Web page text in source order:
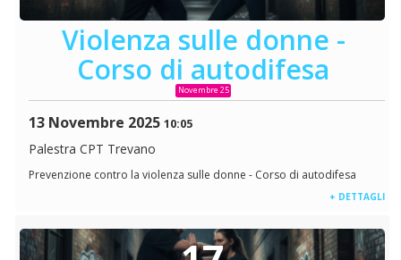
Violenza sulle donne -
Corso di autodifesa
Novembre 25
13 Novembre 2025 10:05
Palestra CPT Trevano
Prevenzione contro la violenza sulle donne - Corso di autodifesa
+ DETTAGLI